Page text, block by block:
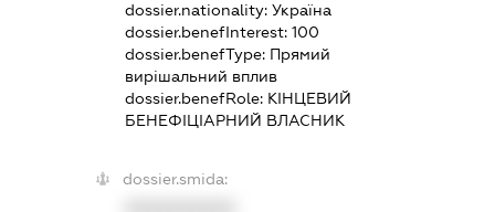
dossier.nationality:Україна
dossier.benefInterest:100
dossier.benefType: Прямий
вирішальний вплив
dossier.benefRole: КІНЦЕВИЙ
БЕНЕФІЦІАРНИЙ ВЛАСНИК
dossier.smida: